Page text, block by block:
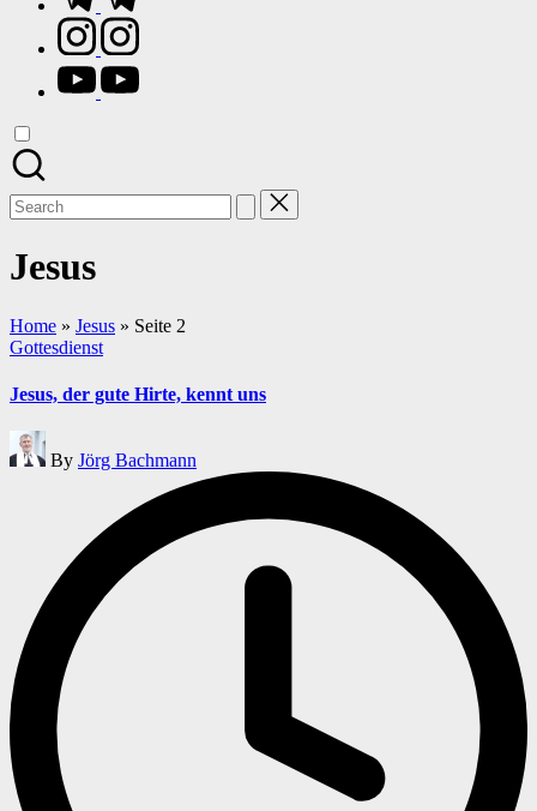
instagram.com
youtube.com
Search
for:
Jesus
Home » Jesus » Seite 2
Posted
Gottesdienst
Jesus, der gute Hirte, kennt uns
Posted
by
By Jörg Bachmann